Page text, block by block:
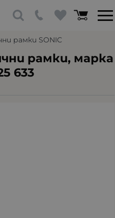
рамки SONIC
рамки, марка
633